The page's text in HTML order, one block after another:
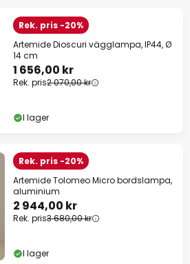
Rek. pris -20%
Artemide Dioscuri vägglampa, IP44, Ø
14 cm
1 656,00 kr
Rek. pris2 070,00 kr
I lager
Rek. pris -20%
Artemide Tolomeo Micro bordslampa,
aluminium
2 944,00 kr
Rek. pris3 680,00 kr
I lager